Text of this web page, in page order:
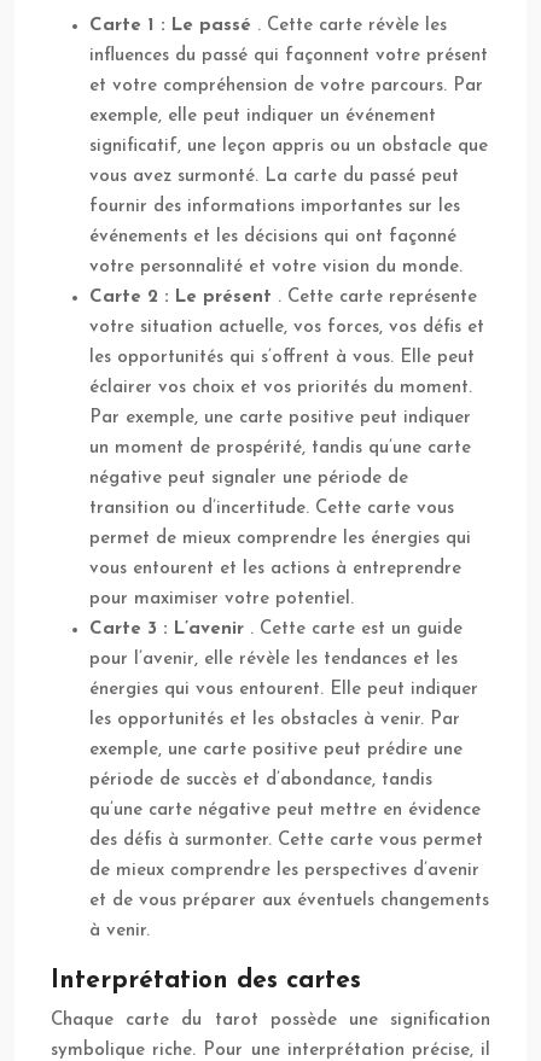
Carte 1 : Le passé . Cette carte révèle les
influences du passé qui façonnent votre présent
et votre compréhension de votre parcours. Par
exemple, elle peut indiquer un événement
significatif, une leçon appris ou un obstacle que
vous avez surmonté. La carte du passé peut
fournir des informations importantes sur les
événements et les décisions qui ont façonné
votre personnalité et votre vision du monde.
Carte 2 : Le présent . Cette carte représente
votre situation actuelle, vos forces, vos défis et
les opportunités qui s’offrent à vous. Elle peut
éclairer vos choix et vos priorités du moment.
Par exemple, une carte positive peut indiquer
un moment de prospérité, tandis qu’une carte
négative peut signaler une période de
transition ou d’incertitude. Cette carte vous
permet de mieux comprendre les énergies qui
vous entourent et les actions à entreprendre
pour maximiser votre potentiel.
Carte 3 : L’avenir . Cette carte est un guide
pour l’avenir, elle révèle les tendances et les
énergies qui vous entourent. Elle peut indiquer
les opportunités et les obstacles à venir. Par
exemple, une carte positive peut prédire une
période de succès et d’abondance, tandis
qu’une carte négative peut mettre en évidence
des défis à surmonter. Cette carte vous permet
de mieux comprendre les perspectives d’avenir
et de vous préparer aux éventuels changements
à venir.
Interprétation des cartes
Chaque carte du tarot possède une signification
symbolique riche. Pour une interprétation précise, il